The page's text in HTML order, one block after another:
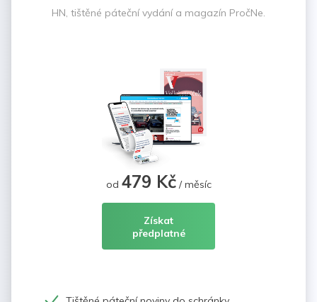
HN, tištěné páteční vydání a magazín PročNe.
od 479 Kč/ měsíc
Získat
předplatné